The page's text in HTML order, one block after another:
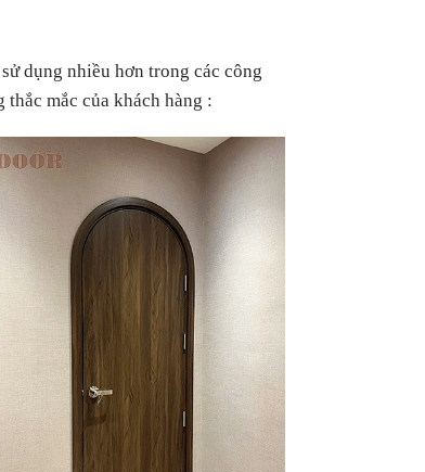
dụng nhiều hơn trong các công
mắc của khách hàng :